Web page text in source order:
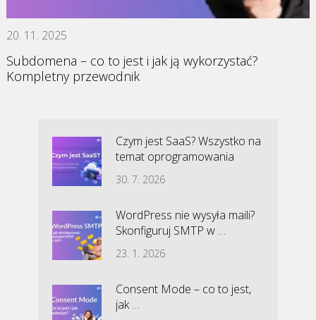
20. 11. 2025
Subdomena – co to jest i jak ją wykorzystać?
Kompletny przewodnik
Czym jest SaaS? Wszystko na
temat oprogramowania
30. 7. 2026
WordPress nie wysyła maili?
Skonfiguruj SMTP w …
23. 1. 2026
Consent Mode – co to jest,
jak …